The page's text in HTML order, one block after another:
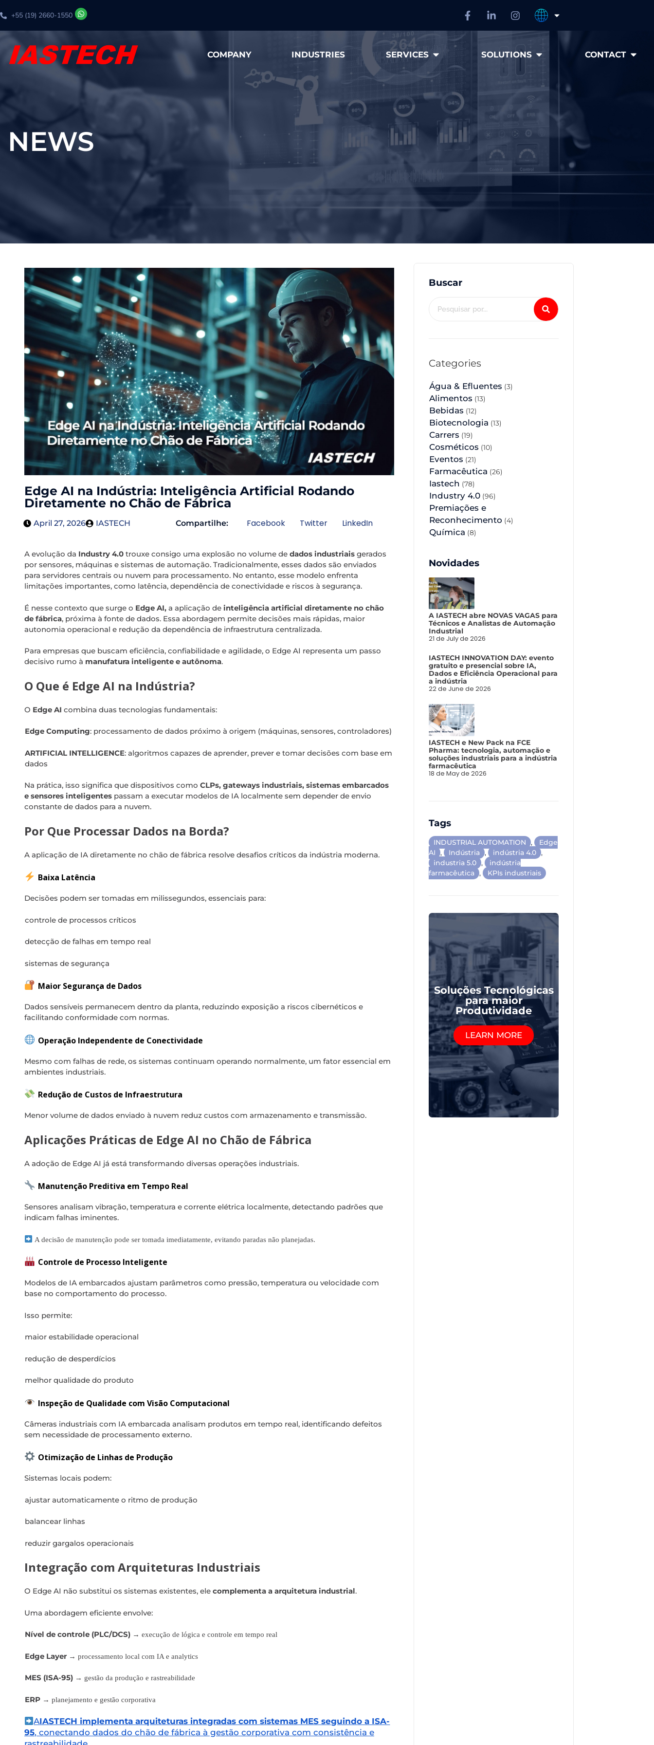
+55 (19) 2660-1550
COMPANY INDUSTRIES SERVICES SOLUTIONS CONTACT
NEWS
Edge AI na Indústria: Inteligência Artificial Rodando
Diretamente no Chão de Fábrica
April 27, 2026 IASTECH Compartilhe: Facebook Twitter LinkedIn
A evolução da Industry 4.0 trouxe consigo uma explosão no volume de dados industriais gerados
por sensores, máquinas e sistemas de automação. Tradicionalmente, esses dados são enviados
para servidores centrais ou nuvem para processamento. No entanto, esse modelo enfrenta
limitações importantes, como latência, dependência de conectividade e riscos à segurança.
É nesse contexto que surge o Edge AI, a aplicação de inteligência artificial diretamente no chão
de fábrica, próxima à fonte de dados. Essa abordagem permite decisões mais rápidas, maior
autonomia operacional e redução da dependência de infraestrutura centralizada.
Para empresas que buscam eficiência, confiabilidade e agilidade, o Edge AI representa um passo
decisivo rumo à manufatura inteligente e autônoma.
O Que é Edge AI na Indústria?
O Edge AI combina duas tecnologias fundamentais:
Edge Computing: processamento de dados próximo à origem (máquinas, sensores, controladores)
ARTIFICIAL INTELLIGENCE: algoritmos capazes de aprender, prever e tomar decisões com base em
dados
Na prática, isso significa que dispositivos como CLPs, gateways industriais, sistemas embarcados
e sensores inteligentes passam a executar modelos de IA localmente sem depender de envio
constante de dados para a nuvem.
Por Que Processar Dados na Borda?
A aplicação de IA diretamente no chão de fábrica resolve desafios críticos da indústria moderna.
Baixa Latência
Decisões podem ser tomadas em milissegundos, essenciais para:
controle de processos críticos
detecção de falhas em tempo real
sistemas de segurança
Maior Segurança de Dados
Dados sensíveis permanecem dentro da planta, reduzindo exposição a riscos cibernéticos e
facilitando conformidade com normas.
Operação Independente de Conectividade
Mesmo com falhas de rede, os sistemas continuam operando normalmente, um fator essencial em
ambientes industriais.
Redução de Custos de Infraestrutura
Menor volume de dados enviado à nuvem reduz custos com armazenamento e transmissão.
Aplicações Práticas de Edge AI no Chão de Fábrica
A adoção de Edge AI já está transformando diversas operações industriais.
Manutenção Preditiva em Tempo Real
Sensores analisam vibração, temperatura e corrente elétrica localmente, detectando padrões que
indicam falhas iminentes.
A decisão de manutenção pode ser tomada imediatamente, evitando paradas não planejadas.
Controle de Processo Inteligente
Modelos de IA embarcados ajustam parâmetros como pressão, temperatura ou velocidade com
base no comportamento do processo.
Isso permite:
maior estabilidade operacional
redução de desperdícios
melhor qualidade do produto
Inspeção de Qualidade com Visão Computacional
Câmeras industriais com IA embarcada analisam produtos em tempo real, identificando defeitos
sem necessidade de processamento externo.
Otimização de Linhas de Produção
Sistemas locais podem:
ajustar automaticamente o ritmo de produção
balancear linhas
reduzir gargalos operacionais
Integração com Arquiteturas Industriais
O Edge AI não substitui os sistemas existentes, ele complementa a arquitetura industrial.
Uma abordagem eficiente envolve:
Nível de controle (PLC/DCS) → execução de lógica e controle em tempo real
Edge Layer → processamento local com IA e analytics
MES (ISA-95) → gestão da produção e rastreabilidade
ERP → planejamento e gestão corporativa
AIASTECH implementa arquiteturas integradas com sistemas MES seguindo a ISA-
95, conectando dados do chão de fábrica à gestão corporativa com consistência e
Buscar
Categories
Água & Efluentes (3)
Alimentos (13)
Bebidas (12)
Biotecnologia (13)
Carrers (19)
Cosméticos (10)
Eventos (21)
Farmacêutica (26)
Iastech (78)
Industry 4.0(96)
Premiações e
Reconhecimento (4)
Química (8)
Novidades
A IASTECH abre NOVAS VAGAS para
Técnicos e Analistas de Automação
Industrial
21 de July de 2026
IASTECH INNOVATION DAY: evento
gratuito e presencial sobre IA,
Dados e Eficiência Operacional para
a indústria
22 de June de 2026
IASTECH e New Pack na FCE
Pharma: tecnologia, automação e
soluções industriais para a indústria
farmacêutica
18 de May de 2026
Tags
INDUSTRIAL AUTOMATION ,
Edge
AI
, Indústria , indústria 4.0 ,
industria 5.0 ,
indústria
farmacêutica
, KPIs industriais
Soluções Tecnológicas
para maior
Produtividade
LEARN MORE